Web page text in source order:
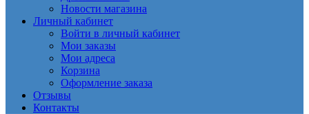
Новости магазина
Личный кабинет
Войти в личный кабинет
Мои заказы
Мои адреса
Корзина
Оформление заказа
Отзывы
Контакты